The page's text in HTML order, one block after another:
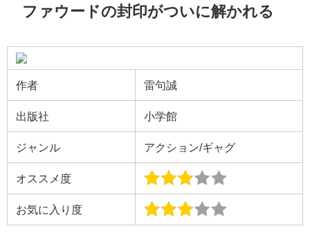
ファウードの封印がついに解かれる
作者 雷句誠
出版社 小学館
ジャンル アクション/ギャグ
オススメ度
お気に入り度